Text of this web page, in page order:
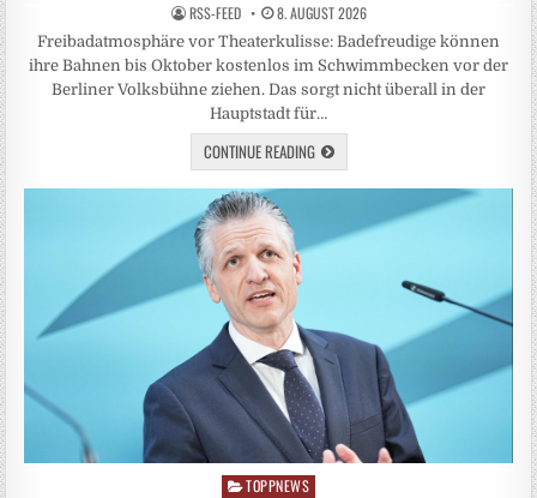
RSS-FEED 8. AUGUST 2026
Freibadatmosphäre vor Theaterkulisse: Badefreudige können
ihre Bahnen bis Oktober kostenlos im Schwimmbecken vor der
Berliner Volksbühne ziehen. Das sorgt nicht überall in der
Hauptstadt für…
CONTINUE READING
Posted
TOPPNEWS